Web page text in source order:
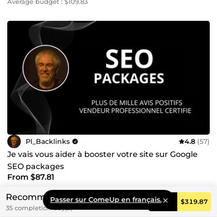
Recommended
35 completion day(s)
Order $319.87
Pl_Backlinks 4.8 (57)
Je vais vous aider à booster votre site sur Google
SEO packages
From $87.81
Passer sur ComeUp en français.